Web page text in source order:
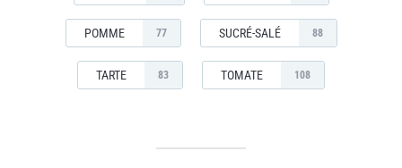
POMME 77 SUCRÉ-SALÉ 88
TARTE 83 TOMATE 108